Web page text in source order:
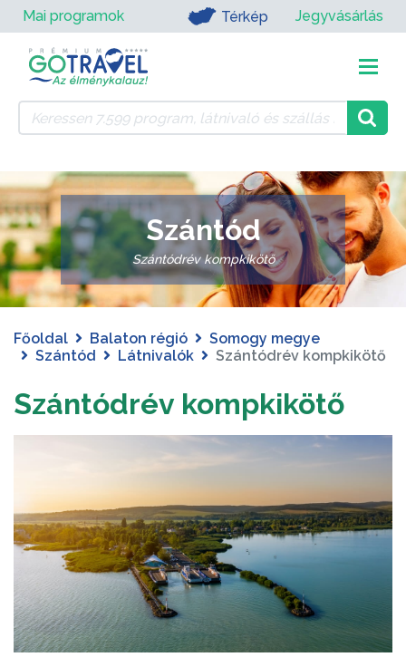
Mai programok Térkép Jegyvásárlás
Szántód
Szántódrév kompkikötő
Főoldal Balaton régió
Somogy megye
Szántód
Látnivalók Szántódrév kompkikötő
Szántódrév kompkikötő